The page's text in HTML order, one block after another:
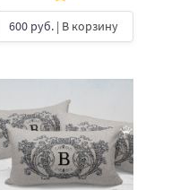
600 руб. | В корзину